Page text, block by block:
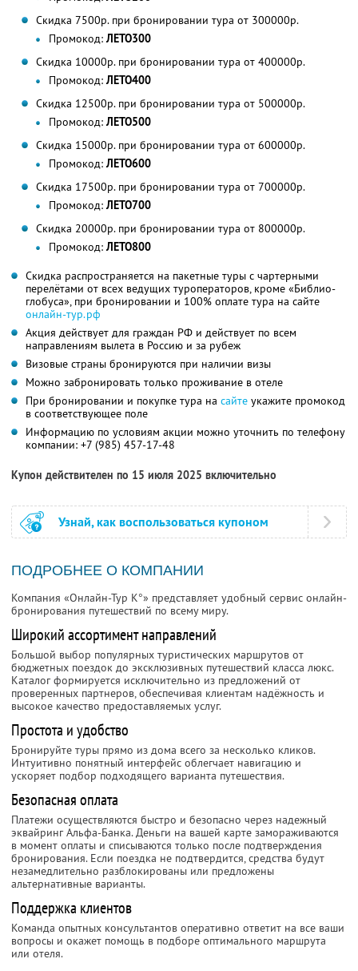
Скидка 7500р. при бронировании тура от 300000р.
Промокод:ЛЕТО300
Скидка 10000р. при бронировании тура от 400000р.
Промокод:ЛЕТО400
Скидка 12500р. при бронировании тура от 500000р.
Промокод:ЛЕТО500
Скидка 15000р. при бронировании тура от 600000р.
Промокод:ЛЕТО600
Скидка 17500р. при бронировании тура от 700000р.
Промокод:ЛЕТО700
Скидка 20000р. при бронировании тура от 800000р.
Промокод:ЛЕТО800
Скидка распространяется на пакетные туры с чартерными
перелётами от всех ведущих туроператоров, кроме «Библио-
глобуса», при бронировании и 100% оплате тура на сайте
онлайн-тур.рф
Акция действует для граждан РФ и действует по всем
направлениям вылета в Россию и за рубеж
Визовые страны бронируются при наличии визы
Можно забронировать только проживание в отеле
При бронировании и покупке тура на сайте укажите промокод
в соответствующее поле
Информацию по условиям акции можно уточнить по телефону
компании: +7 (985) 457-17-48
Купон действителен по 15 июля 2025 включительно
Узнай, как воспользоваться купоном
ПОДРОБНЕЕ О КОМПАНИИ
Компания «Онлайн-Тур К°» представляет удобный сервис онлайн-
бронирования путешествий по всему миру.
Широкий ассортимент направлений
Большой выбор популярных туристических маршрутов от
бюджетных поездок до эксклюзивных путешествий класса люкс.
Каталог формируется исключительно из предложений от
проверенных партнеров, обеспечивая клиентам надёжность и
высокое качество предоставляемых услуг.
Простота и удобство
Бронируйте туры прямо из дома всего за несколько кликов.
Интуитивно понятный интерфейс облегчает навигацию и
ускоряет подбор подходящего варианта путешествия.
Безопасная оплата
Платежи осуществляются быстро и безопасно через надежный
эквайринг Альфа-Банка. Деньги на вашей карте замораживаются
в момент оплаты и списываются только после подтверждения
бронирования. Если поездка не подтвердится, средства будут
незамедлительно разблокированы или предложены
альтернативные варианты.
Поддержка клиентов
Команда опытных консультантов оперативно ответит на все ваши
вопросы и окажет помощь в подборе оптимального маршрута
или отеля.